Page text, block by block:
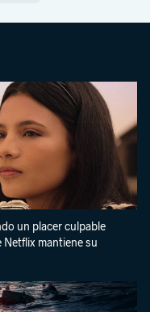
un placer culpable
Netflix mantiene su